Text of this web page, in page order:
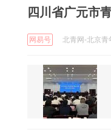
四川省广元市
网易号 北青网-北京